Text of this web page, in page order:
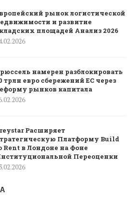
рынок логистической
и развитие
площадей Анализ 2026
намерен разблокировать
трлн евро сбережений ЕС через
рынков капитала
Расширяет
Платформу Build
Rent в Лондоне на Фоне
Переоценки